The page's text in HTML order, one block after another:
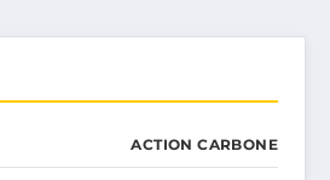
ACTION CARBONE